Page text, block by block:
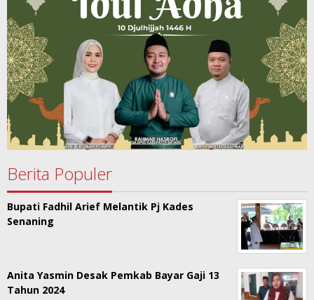
Berita Populer
Bupati Fadhil Arief Melantik Pj Kades
Senaning
Anita Yasmin Desak Pemkab Bayar Gaji 13
Tahun 2024